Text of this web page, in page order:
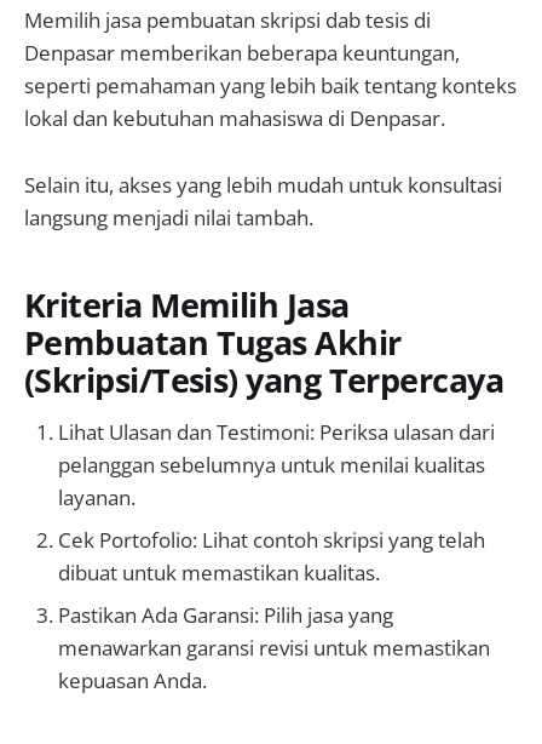
Memilih jasa pembuatan skripsi dab tesis di
Denpasar memberikan beberapa keuntungan,
seperti pemahaman yang lebih baik tentang konteks
lokal dan kebutuhan mahasiswa di Denpasar.
Selain itu, akses yang lebih mudah untuk konsultasi
langsung menjadi nilai tambah.
Kriteria Memilih Jasa
Pembuatan Tugas Akhir
(Skripsi/Tesis) yang Terpercaya
Lihat Ulasan dan Testimoni: Periksa ulasan dari
pelanggan sebelumnya untuk menilai kualitas
layanan.
Cek Portofolio: Lihat contoh skripsi yang telah
dibuat untuk memastikan kualitas.
Pastikan Ada Garansi: Pilih jasa yang
menawarkan garansi revisi untuk memastikan
kepuasan Anda.